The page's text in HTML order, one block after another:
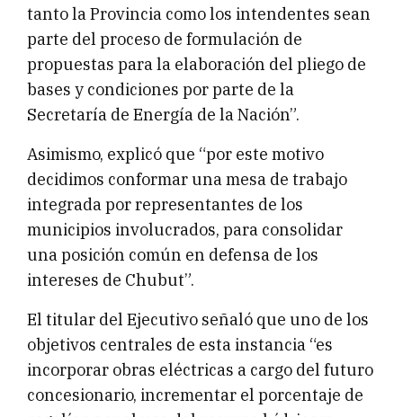
tanto la Provincia como los intendentes sean
parte del proceso de formulación de
propuestas para la elaboración del pliego de
bases y condiciones por parte de la
Secretaría de Energía de la Nación”.
Asimismo, explicó que “por este motivo
decidimos conformar una mesa de trabajo
integrada por representantes de los
municipios involucrados, para consolidar
una posición común en defensa de los
intereses de Chubut”.
El titular del Ejecutivo señaló que uno de los
objetivos centrales de esta instancia “es
incorporar obras eléctricas a cargo del futuro
concesionario, incrementar el porcentaje de